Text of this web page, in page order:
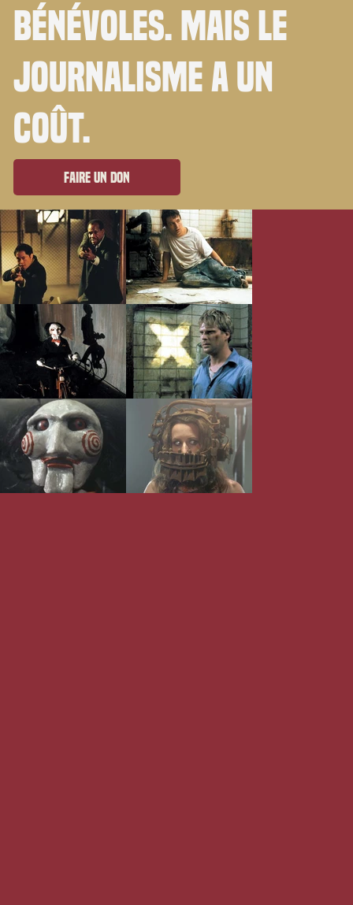
bénévoles. Mais le
journalisme a un
coût.
Faire un don